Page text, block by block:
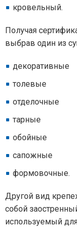
кровельный.
Получая
выбрав один из
декоративные
толевые
отделочные
тарные
обойные
сапожные
формовочные.
Другой вид
собой
используемый